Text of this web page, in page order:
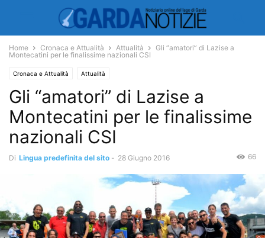
Home Cronaca e Attualità Attualità
Gli “amatori” di Lazise a
Montecatini per le finalissime nazionali CSI
Cronaca e Attualità Attualità
Gli “amatori” di Lazise a
Montecatini per le finalissime
nazionali CSI
Di Lingua predefinita del sito - 28 Giugno 2016 66